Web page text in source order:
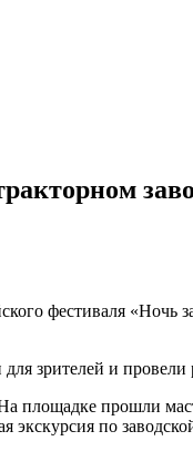
фестиваля «Ночь
зрителей и
площадке прошли
по